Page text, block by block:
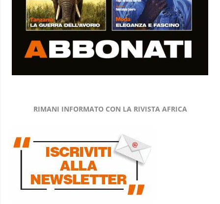
RIMANI INFORMATO CON LA RIVISTA AFRICA